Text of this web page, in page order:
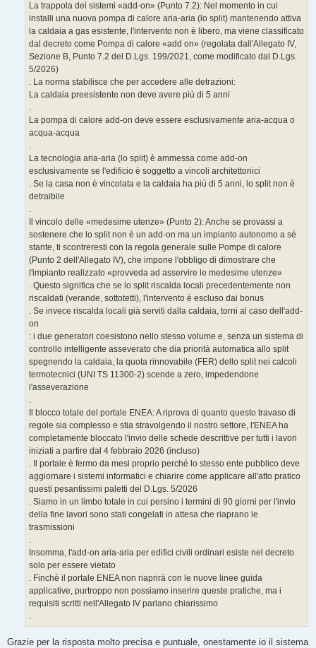
La trappola dei sistemi «add-on» (Punto 7.2): Nel momento in cui
installi una nuova pompa di calore aria-aria (lo split) mantenendo attiva
la caldaia a gas esistente, l'intervento non è libero, ma viene classificato
dal decreto come Pompa di calore «add on» (regolata dall'Allegato IV,
Sezione B, Punto 7.2 del D.Lgs. 199/2021, come modificato dal D.Lgs.
5/2026)
. La norma stabilisce che per accedere alle detrazioni:
La caldaia preesistente non deve avere più di 5 anni
.
La pompa di calore add-on deve essere esclusivamente aria-acqua o
acqua-acqua
.
La tecnologia aria-aria (lo split) è ammessa come add-on
esclusivamente se l'edificio è soggetto a vincoli architettonici
. Se la casa non è vincolata e la caldaia ha più di 5 anni, lo split non è
detraibile
.
Il vincolo delle «medesime utenze» (Punto 2): Anche se provassi a
sostenere che lo split non è un add-on ma un impianto autonomo a sé
stante, ti scontreresti con la regola generale sulle Pompe di calore
(Punto 2 dell'Allegato IV), che impone l'obbligo di dimostrare che
l'impianto realizzato «provveda ad asservire le medesime utenze»
. Questo significa che se lo split riscalda locali precedentemente non
riscaldati (verande, sottotetti), l'intervento è escluso dai bonus
. Se invece riscalda locali già serviti dalla caldaia, torni al caso dell'add-
on
: i due generatori coesistono nello stesso volume e, senza un sistema di
controllo intelligente asseverato che dia priorità automatica allo split
spegnendo la caldaia, la quota rinnovabile (FER) dello split nei calcoli
termotecnici (UNI TS 11300-2) scende a zero, impedendone
l'asseverazione
.
Il blocco totale del portale ENEA: A riprova di quanto questo travaso di
regole sia complesso e stia stravolgendo il nostro settore, l'ENEA ha
completamente bloccato l'invio delle schede descrittive per tutti i lavori
iniziati a partire dal 4 febbraio 2026 (incluso)
. Il portale è fermo da mesi proprio perché lo stesso ente pubblico deve
aggiornare i sistemi informatici e chiarire come applicare all'atto pratico
questi pesantissimi paletti del D.Lgs. 5/2026
. Siamo in un limbo totale in cui persino i termini di 90 giorni per l'invio
della fine lavori sono stati congelati in attesa che riaprano le
trasmissioni
.
Insomma, l'add-on aria-aria per edifici civili ordinari esiste nel decreto
solo per essere vietato
. Finché il portale ENEA non riaprirà con le nuove linee guida
applicative, purtroppo non possiamo inserire queste pratiche, ma i
requisiti scritti nell'Allegato IV parlano chiarissimo
.
Grazie per la risposta molto precisa e puntuale, onestamente io il sistema